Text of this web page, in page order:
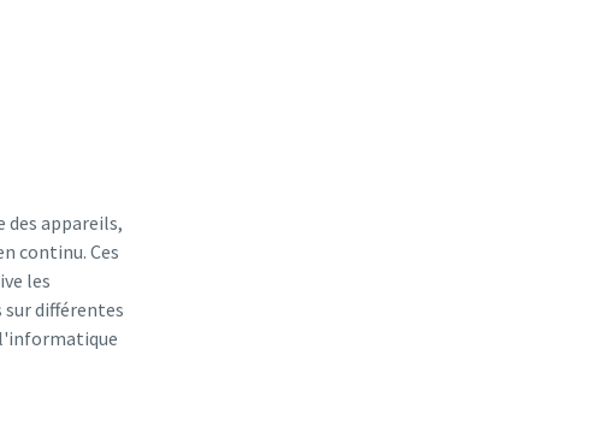
appareils,
continu. Ces
les
sur différentes